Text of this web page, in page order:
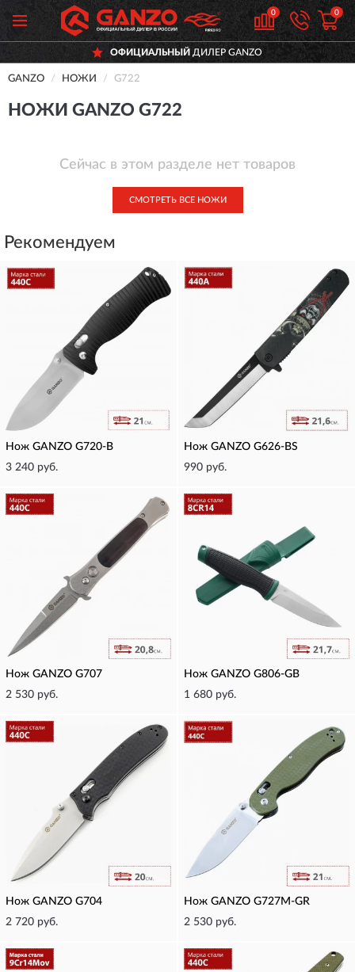
0 0
ОФИЦИАЛЬНЫЙ ДИЛЕР GANZO
GANZO НОЖИ G722
НОЖИ GANZO G722
Сейчас в этом разделе нет товаров
СМОТРЕТЬ ВСЕ НОЖИ
Рекомендуем
Нож GANZO G720-B
3 240 руб.
Нож GANZO G626-BS
990 руб.
Нож GANZO G707
2 530 руб.
Нож GANZO G806-GB
1 680 руб.
Нож GANZO G704
2 720 руб.
Нож GANZO G727M-GR
2 530 руб.